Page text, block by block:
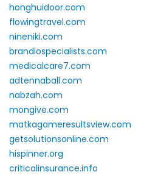
honghuidoor.com
flowingtravel.com
nineniki.com
brandiospecialists.com
medicalcare7.com
adtennaball.com
nabzah.com
mongive.com
matkagameresultsview.com
getsolutionsonline.com
hispinner.org
criticalinsurance.info